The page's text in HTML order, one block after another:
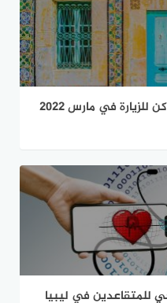
في مارس 2022
للمتقاعدين في ليبيا